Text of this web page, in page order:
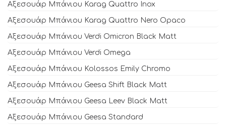
Αξεσουάρ Μπάνιου Karag Quattro Inox
Αξεσουάρ Μπάνιου Karag Quattro Nero Opaco
Αξεσουάρ Μπάνιου Verdi Omicron Black Matt
Αξεσουάρ Μπάνιου Verdi Omega
Αξεσουάρ Μπάνιου Kolossos Emily Chromo
Αξεσουάρ Μπάνιου Geesa Shift Black Matt
Αξεσουάρ Μπάνιου Geesa Leev Black Matt
Αξεσουάρ Μπάνιου Geesa Standard